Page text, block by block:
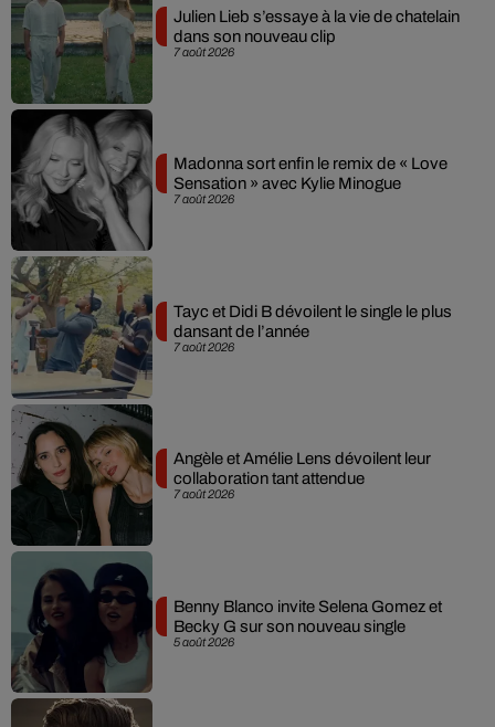
7 août 2026
Julien Lieb s’essaye à la vie de chatelain
dans son nouveau clip
7 août 2026
Madonna sort enfin le remix de « Love
Sensation » avec Kylie Minogue
7 août 2026
Tayc et Didi B dévoilent le single le plus
dansant de l’année
7 août 2026
Angèle et Amélie Lens dévoilent leur
collaboration tant attendue
5 août 2026
Benny Blanco invite Selena Gomez et
Becky G sur son nouveau single